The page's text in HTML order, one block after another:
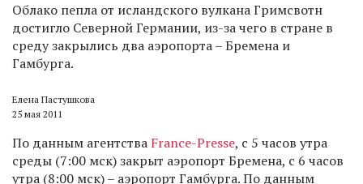
Облако пепла от исландского вулкана Гримсвотн
достигло Северной Германии, из-за чего в стране в
среду закрылись два аэропорта – Бремена и
Гамбурга.
Елена Пастушкова
25 мая 2011
По данным агентства France-Presse, с 5 часов утра
среды (7:00 мск) закрыт аэропорт Бремена, с 6 часов
утра (8:00 мск) – аэропорт Гамбурга. По данным